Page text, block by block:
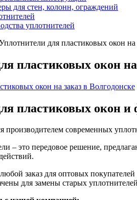
для стен, колонн, ограждений
уплотнителей
для пластиковых окон на
пластиковых окон на
пластиковых окон и
производителем современных
– это передовое решение,
заказ для оптовых
для замены старых